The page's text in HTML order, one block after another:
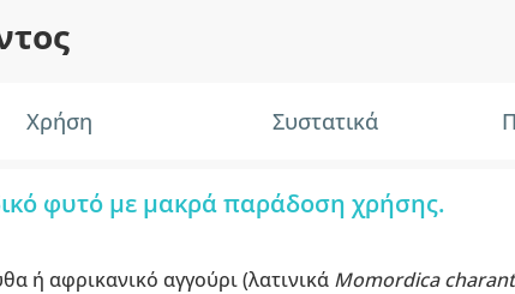
Χρήση Συστατικά
φυτό με μακρά παράδοση χρήσης.
ή αφρικανικό αγγούρι (λατινικά Momordica